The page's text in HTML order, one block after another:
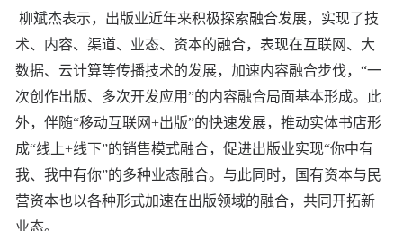
柳斌杰表示，出版业近年来积极探索融合发展，实现了技
术、内容、渠道、业态、资本的融合，表现在互联网、大
数据、云计算等传播技术的发展，加速内容融合步伐，“一
次创作出版、多次开发应用”的内容融合局面基本形成。此
外，伴随“移动互联网+出版”的快速发展，推动实体书店形
成“线上+线下”的销售模式融合，促进出版业实现“你中有
我、我中有你”的多种业态融合。与此同时，国有资本与民
营资本也以各种形式加速在出版领域的融合，共同开拓新
业态。